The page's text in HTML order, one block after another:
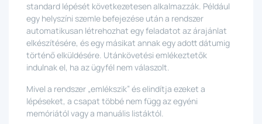
standard lépését következetesen alkalmazzák. Például
egy helyszíni szemle befejezése után a rendszer
automatikusan létrehozhat egy feladatot az árajánlat
elkészítésére, és egy másikat annak egy adott dátumig
történő elküldésére. Utánkövetési emlékeztetők
indulnak el, ha az ügyfél nem válaszolt.
Mivel a rendszer „emlékszik” és elindítja ezeket a
lépéseket, a csapat többé nem függ az egyéni
memóriától vagy a manuális listáktól.